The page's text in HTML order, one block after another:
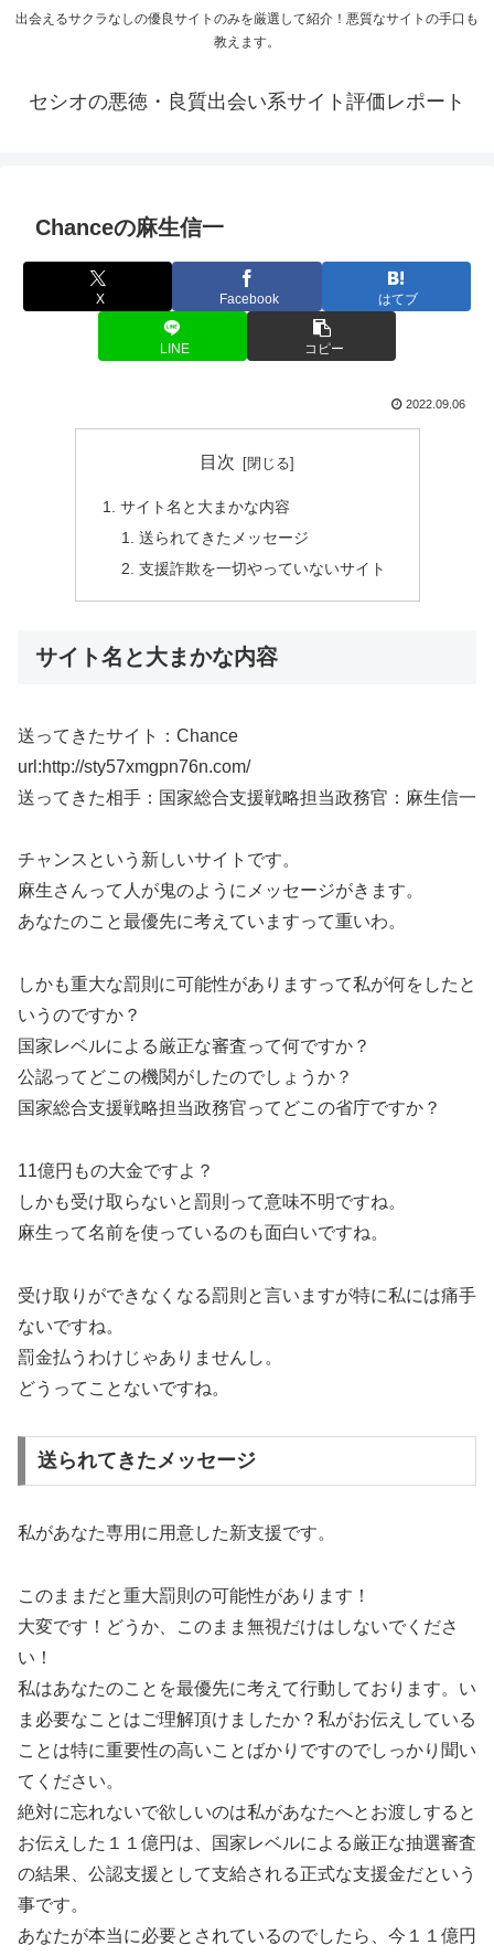
出会えるサクラなしの優良サイトのみを厳選して紹介！悪質なサイトの手口も
教えます。
セシオの悪徳・良質出会い系サイト評価レポート
Chanceの麻生信一
X Facebook はてブ
LINE コピー
2022.09.06
目次
サイト名と大まかな内容
送られてきたメッセージ
支援詐欺を一切やっていないサイト
サイト名と大まかな内容
送ってきたサイト：Chance
url:http://sty57xmgpn76n.com/
送ってきた相手：国家総合支援戦略担当政務官：麻生信一
チャンスという新しいサイトです。
麻生さんって人が鬼のようにメッセージがきます。
あなたのこと最優先に考えていますって重いわ。
しかも重大な罰則に可能性がありますって私が何をしたと
いうのですか？
国家レベルによる厳正な審査って何ですか？
公認ってどこの機関がしたのでしょうか？
国家総合支援戦略担当政務官ってどこの省庁ですか？
11億円もの大金ですよ？
しかも受け取らないと罰則って意味不明ですね。
麻生って名前を使っているのも面白いですね。
受け取りができなくなる罰則と言いますが特に私には痛手
ないですね。
罰金払うわけじゃありませんし。
どうってことないですね。
送られてきたメッセージ
私があなた専用に用意した新支援です。
このままだと重大罰則の可能性があります！
大変です！どうか、このまま無視だけはしないでくださ
い！
私はあなたのことを最優先に考えて行動しております。い
ま必要なことはご理解頂けましたか？私がお伝えしている
ことは特に重要性の高いことばかりですのでしっかり聞い
てください。
絶対に忘れないで欲しいのは私があなたへとお渡しすると
お伝えした１１億円は、国家レベルによる厳正な抽選審査
の結果、公認支援として支給される正式な支援金だという
事です。
あなたが本当に必要とされているのでしたら、今１１億円